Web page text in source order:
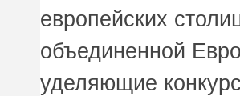
европейских
объединенной
уделяющие